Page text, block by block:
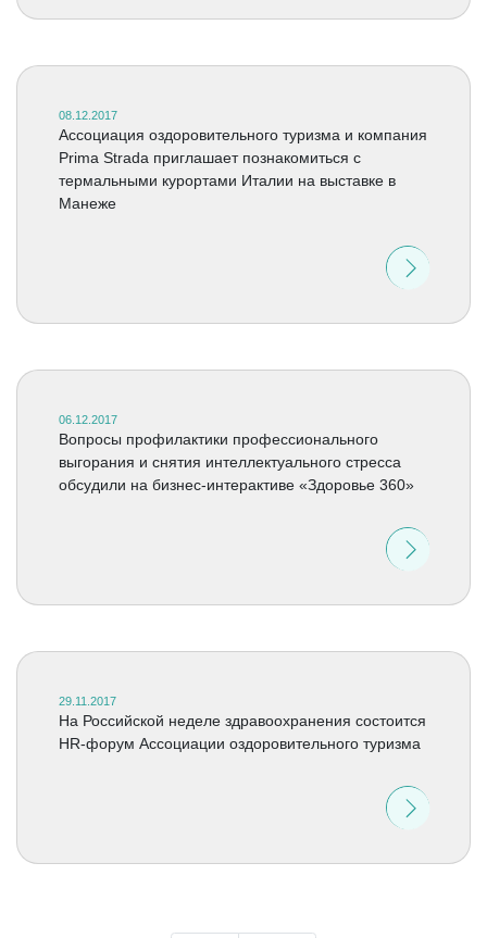
08.12.2017
Ассоциация оздоровительного туризма и компания
Prima Strada приглашает познакомиться с
термальными курортами Италии на выставке в
Манеже
06.12.2017
Вопросы профилактики профессионального
выгорания и снятия интеллектуального стресса
обсудили на бизнес-интерактиве «Здоровье 360»
29.11.2017
На Российской неделе здравоохранения состоится
HR-форум Ассоциации оздоровительного туризма